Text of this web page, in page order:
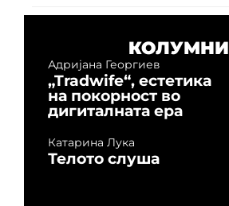
КОЛУМНИ
Адријана Георгиев
„Tradwife“, естетика
на покорност во
дигиталната ера
Катарина Лука
Телото слуша